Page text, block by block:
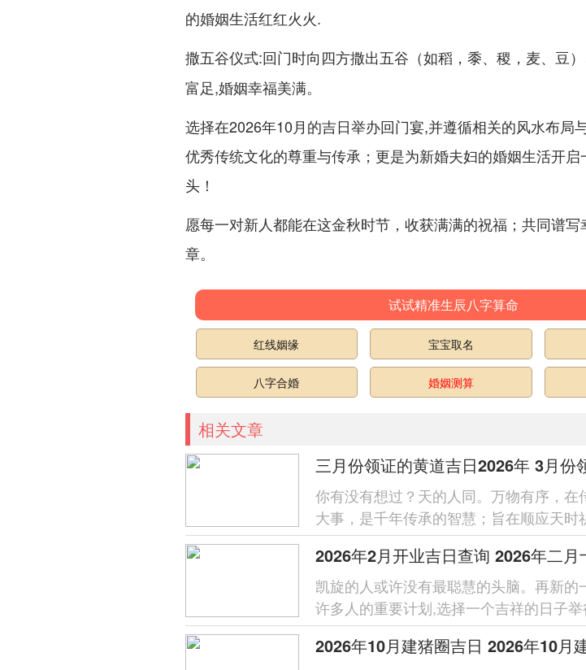
的婚姻生活红红火火.
撒五谷仪式:回门时向四方撒出五谷（如稻，黍、稷，麦、豆
富足,婚姻幸福美满。
选择在2026年10月的吉日举办回门宴,并遵循相关的风水布局
优秀传统文化的尊重与传承；更是为新婚夫妇的婚姻生活开
头！
愿每一对新人都能在这金秋时节，收获满满的祝福；共同谱
章。
试试精准生辰八字算命
红线姻缘 宝宝取名
八字合婚 婚姻测算
相关文章
你有没有想过？天的人同。万物有序，在
大事，是千年传承的智慧；旨在顺应天时
安康，婚姻乃人生核心里程碑，领取结婚
2026年2月开业吉日查询 2026年二
凯旋的人或许没有最聪慧的头脑。再新的
许多人的重要计划,选择一个吉祥的日子
位对事业顺遂、财源广...
2026年10月建猪圈吉日 2026年10月